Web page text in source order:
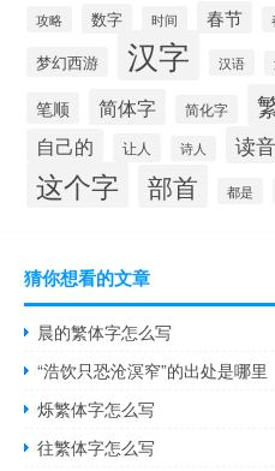
攻略 数字 时间 春节
梦幻西游 汉字 汉语
笔顺 简体字 简化字
自己的 让人 诗人 读音
这个字 部首 都是
猜你想看的文章
晨的繁体字怎么写
“浩饮只恐沧溟窄”的出处是哪里
烁繁体字怎么写
往繁体字怎么写